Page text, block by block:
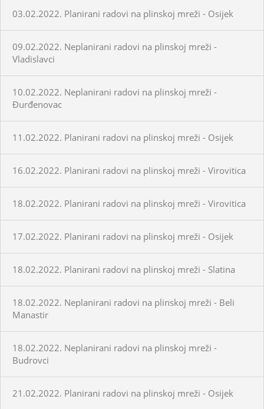
03.02.2022. Planirani radovi na plinskoj mreži - Osijek
09.02.2022. Neplanirani radovi na plinskoj mreži -
Vladislavci
10.02.2022. Neplanirani radovi na plinskoj mreži -
Đurđenovac
11.02.2022. Planirani radovi na plinskoj mreži - Osijek
16.02.2022. Planirani radovi na plinskoj mreži - Virovitica
18.02.2022. Planirani radovi na plinskoj mreži - Virovitica
17.02.2022. Planirani radovi na plinskoj mreži - Osijek
18.02.2022. Planirani radovi na plinskoj mreži - Slatina
18.02.2022. Neplanirani radovi na plinskoj mreži - Beli
Manastir
18.02.2022. Neplanirani radovi na plinskoj mreži -
Budrovci
21.02.2022. Planirani radovi na plinskoj mreži - Osijek